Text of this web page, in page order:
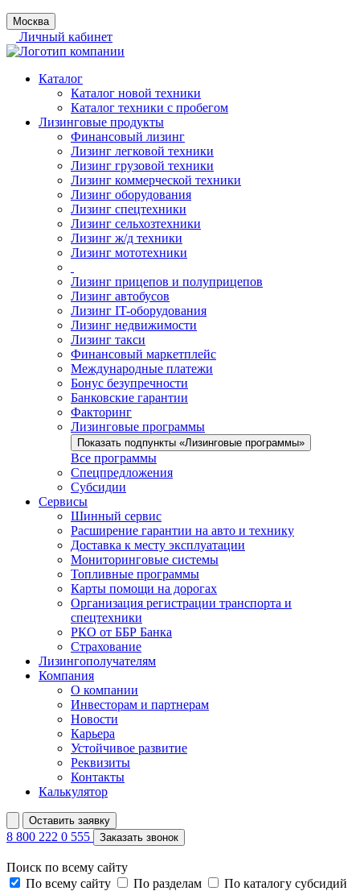
Москва
Личный кабинет
Каталог
Каталог новой техники
Каталог техники с пробегом
Лизинговые продукты
Финансовый лизинг
Лизинг легковой техники
Лизинг грузовой техники
Лизинг коммерческой техники
Лизинг оборудования
Лизинг спецтехники
Лизинг сельхозтехники
Лизинг ж/д техники
Лизинг мототехники
Лизинг прицепов и полуприцепов
Лизинг автобусов
Лизинг IT-оборудования
Лизинг недвижимости
Лизинг такси
Финансовый маркетплейс
Международные платежи
Бонус безупречности
Банковские гарантии
Факторинг
Лизинговые программы
Показать подпункты «Лизинговые программы»
Все программы
Спецпредложения
Субсидии
Сервисы
Шинный сервис
Расширение гарантии на авто и технику
Доставка к месту эксплуатации
Мониторинговые системы
Топливные программы
Карты помощи на дорогах
Организация регистрации транспорта и
спецтехники
РКО от ББР Банка
Страхование
Лизингополучателям
Компания
О компании
Инвесторам и партнерам
Новости
Карьера
Устойчивое развитие
Реквизиты
Контакты
Калькулятор
Оставить заявку
8 800 222 0 555 Заказать звонок
Поиск по всему сайту
По всему сайту
По разделам
По каталогу субсидий